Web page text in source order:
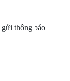
thông báo